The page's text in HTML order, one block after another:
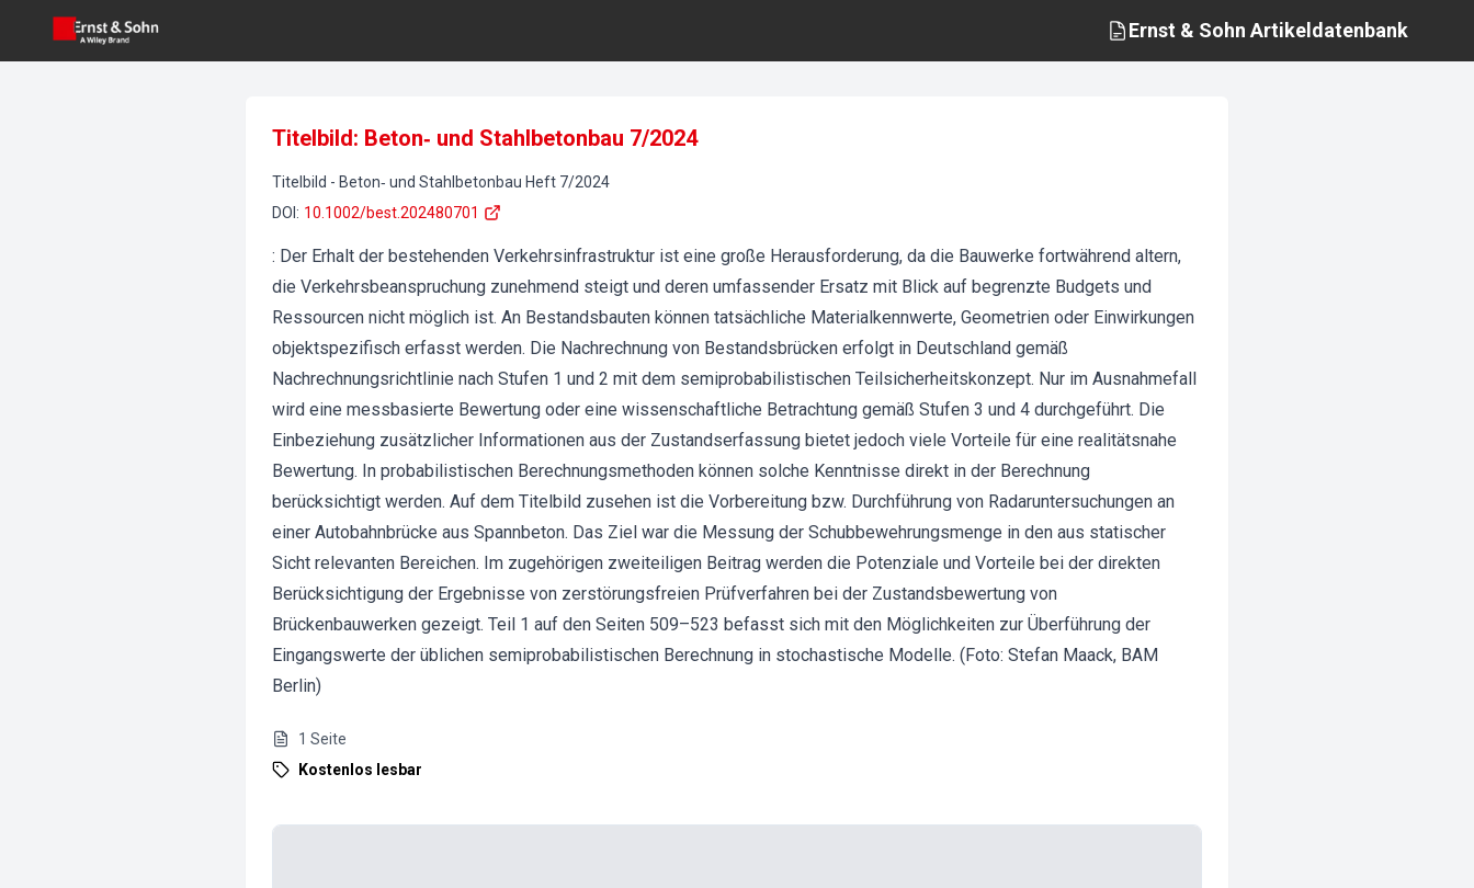
Ernst & Sohn Artikeldatenbank
Titelbild: Beton‐ und Stahlbetonbau 7/2024
Titelbild - Beton‐ und Stahlbetonbau Heft 7/2024
DOI : 10.1002/best.202480701
: Der Erhalt der bestehenden Verkehrsinfrastruktur ist eine große Herausforderung, da die Bauwerke fortwährend altern,
die Verkehrsbeanspruchung zunehmend steigt und deren umfassender Ersatz mit Blick auf begrenzte Budgets und
Ressourcen nicht möglich ist. An Bestandsbauten können tatsächliche Materialkennwerte, Geometrien oder Einwirkungen
objektspezifisch erfasst werden. Die Nachrechnung von Bestandsbrücken erfolgt in Deutschland gemäß
Nachrechnungsrichtlinie nach Stufen 1 und 2 mit dem semiprobabilistischen Teilsicherheitskonzept. Nur im Ausnahmefall
wird eine messbasierte Bewertung oder eine wissenschaftliche Betrachtung gemäß Stufen 3 und 4 durchgeführt. Die
Einbeziehung zusätzlicher Informationen aus der Zustandserfassung bietet jedoch viele Vorteile für eine realitätsnahe
Bewertung. In probabilistischen Berechnungsmethoden können solche Kenntnisse direkt in der Berechnung
berücksichtigt werden. Auf dem Titelbild zusehen ist die Vorbereitung bzw. Durchführung von Radaruntersuchungen an
einer Autobahnbrücke aus Spannbeton. Das Ziel war die Messung der Schubbewehrungsmenge in den aus statischer
Sicht relevanten Bereichen. Im zugehörigen zweiteiligen Beitrag werden die Potenziale und Vorteile bei der direkten
Berücksichtigung der Ergebnisse von zerstörungsfreien Prüfverfahren bei der Zustandsbewertung von
Brückenbauwerken gezeigt. Teil 1 auf den Seiten 509–523 befasst sich mit den Möglichkeiten zur Überführung der
Eingangswerte der üblichen semiprobabilistischen Berechnung in stochastische Modelle. (Foto: Stefan Maack, BAM
Berlin)
1 Seite
Kostenlos lesbar